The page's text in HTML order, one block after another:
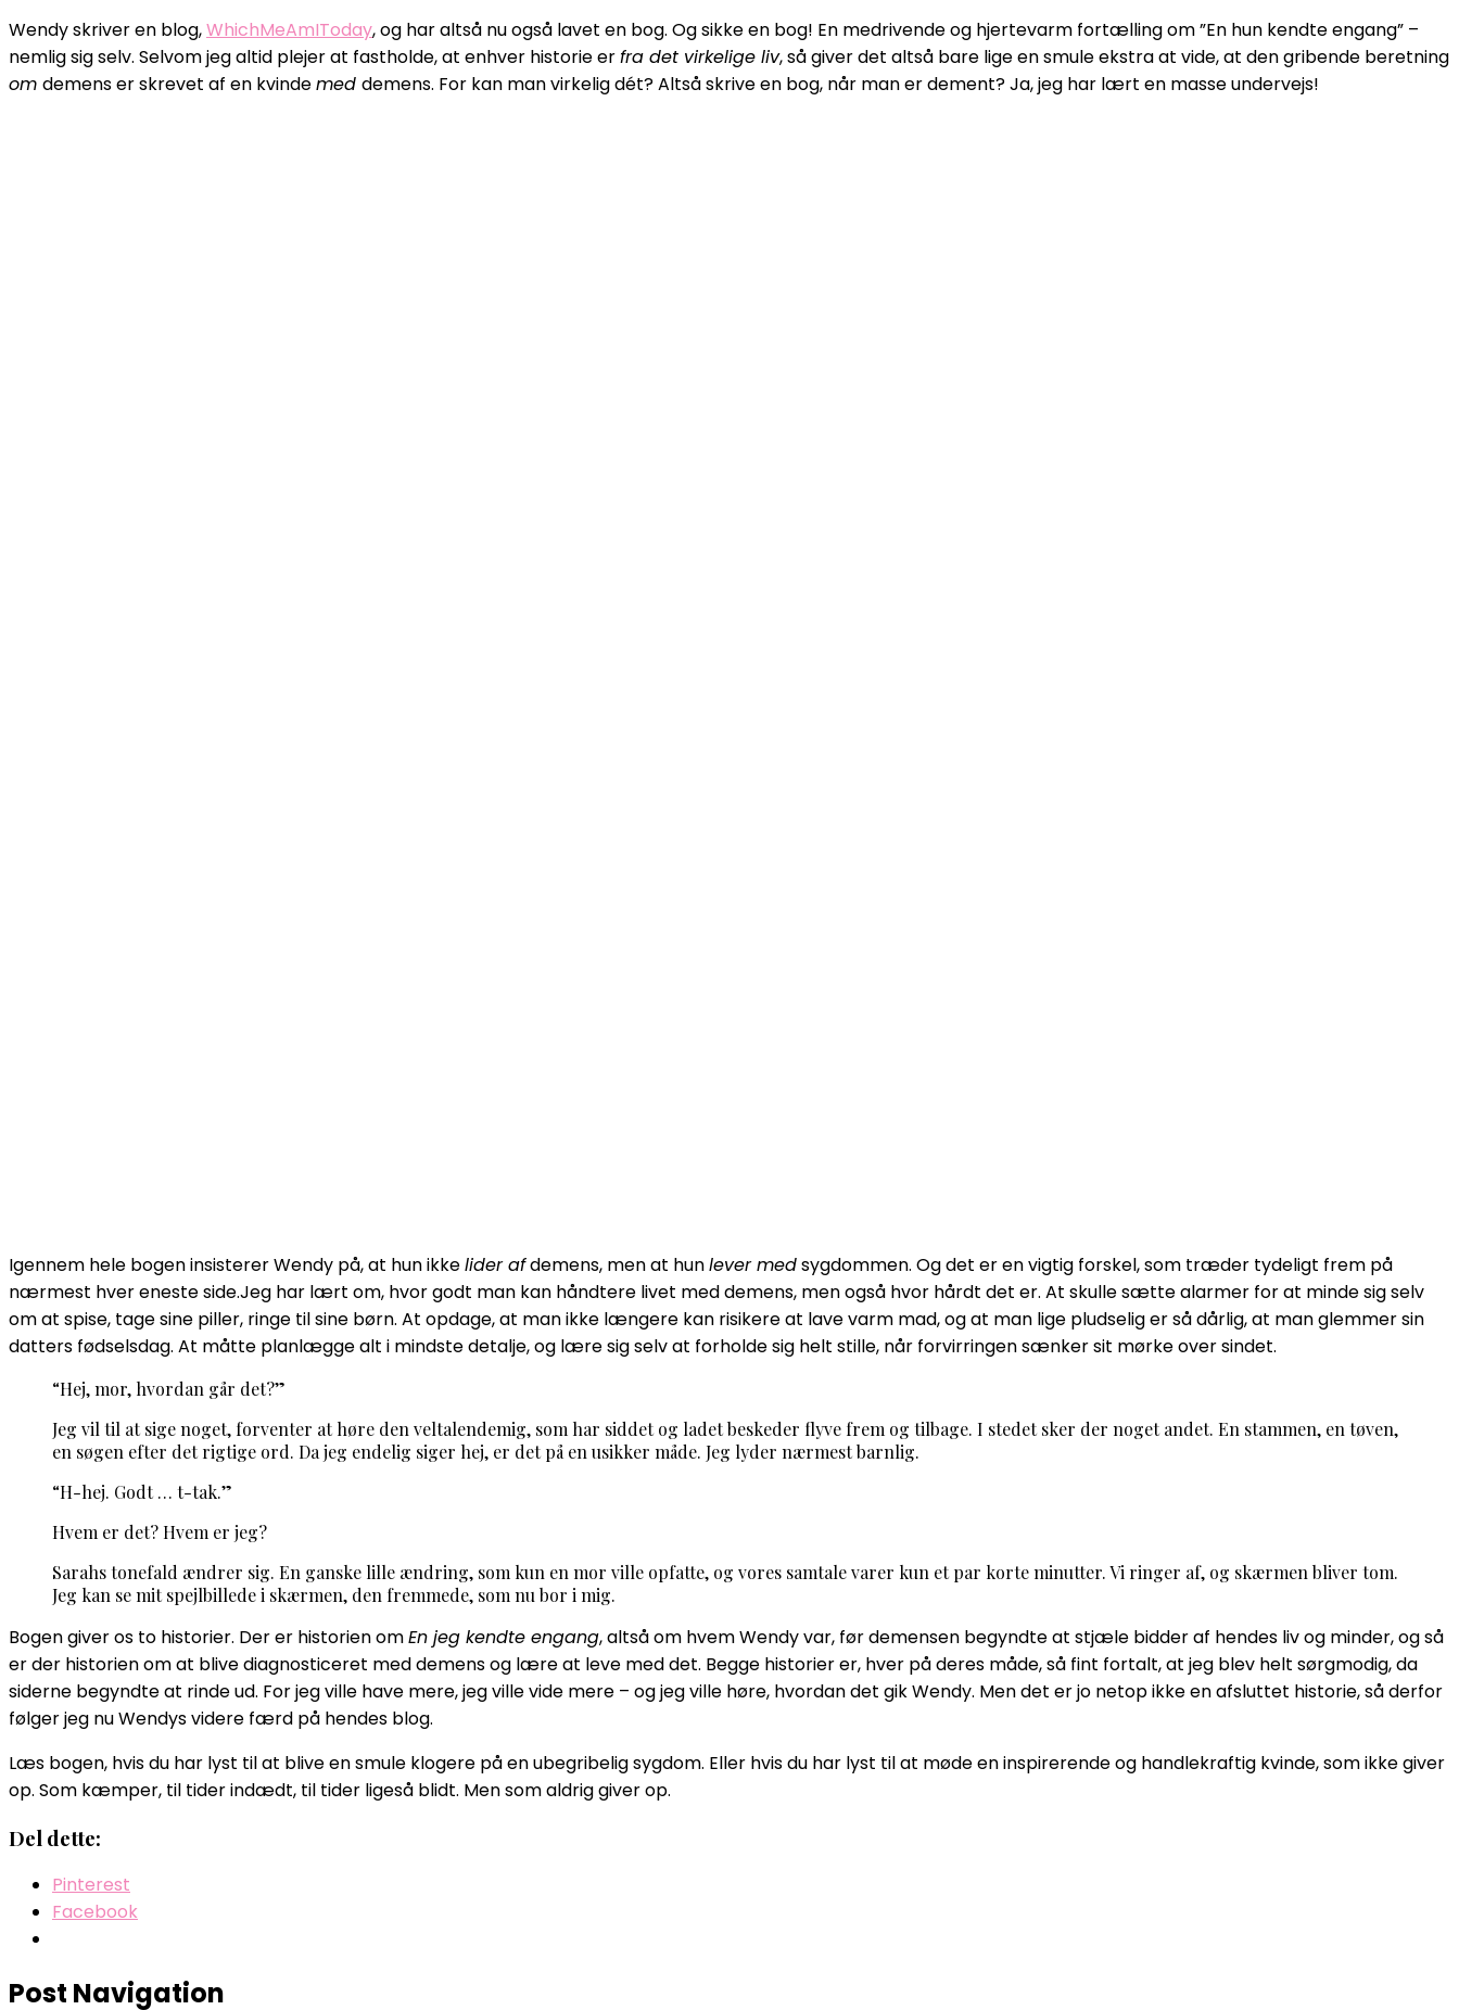
Wendy skriver en blog,WhichMeAmIToday, og har altså nu også lavet en bog. Og sikke en bog! En medrivende og hjertevarm fortælling om ”En hun kendte engang” –
nemlig sig selv. Selvom jeg altid plejer at fastholde, at enhver historie erfra det virkelige liv, så giver det altså bare lige en smule ekstra at vide, at den gribende beretning
om demens er skrevet af en kvindemed demens. For kan man virkelig dét? Altså skrive en bog, når man er dement? Ja, jeg har lært en masse undervejs!
Igennem hele bogen insisterer Wendy på, at hun ikkelider afdemens, men at hunlever medsygdommen. Og det er en vigtig forskel, som træder tydeligt frem på
nærmest hver eneste side.Jeg har lært om, hvor godt man kan håndtere livet med demens, men også hvor hårdt det er. At skulle sætte alarmer for at minde sig selv
om at spise, tage sine piller, ringe til sine børn. At opdage, at man ikke længere kan risikere at lave varm mad, og at man lige pludselig er så dårlig, at man glemmer sin
datters fødselsdag. At måtte planlægge alt i mindste detalje, og lære sig selv at forholde sig helt stille, når forvirringen sænker sit mørke over sindet.
“Hej, mor, hvordan går det?”
Jeg vil til at sige noget, forventer at høre den veltalendemig, som har siddet og ladet beskeder flyve frem og tilbage. I stedet sker der noget andet. En stammen, en tøven,
en søgen efter det rigtige ord. Da jeg endelig siger hej, er det på en usikker måde. Jeg lyder nærmest barnlig.
“H-hej. Godt … t-tak.”
Hvem er det? Hvem er jeg?
Sarahs tonefald ændrer sig. En ganske lille ændring, som kun en mor ville opfatte, og vores samtale varer kun et par korte minutter. Vi ringer af, og skærmen bliver tom.
Jeg kan se mit spejlbillede i skærmen, den fremmede, som nu bor i mig.
Bogen giver os to historier. Der er historien omEn jeg kendte engang, altså om hvem Wendy var, før demensen begyndte at stjæle bidder af hendes liv og minder, og så
er der historien om at blive diagnosticeret med demens og lære at leve med det. Begge historier er, hver på deres måde, så fint fortalt, at jeg blev helt sørgmodig, da
siderne begyndte at rinde ud. For jeg ville have mere, jeg ville vide mere – og jeg ville høre, hvordan det gik Wendy. Men det er jo netop ikke en afsluttet historie, så derfor
følger jeg nu Wendys videre færd på hendes blog.
Læs bogen, hvis du har lyst til at blive en smule klogere på en ubegribelig sygdom. Eller hvis du har lyst til at møde en inspirerende og handlekraftig kvinde, som ikke giver
op. Som kæmper, til tider indædt, til tider ligeså blidt. Men som aldrig giver op.
Del dette:
Pinterest
Facebook
Post Navigation